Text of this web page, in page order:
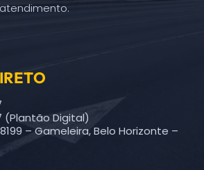
(Plantão Digital)
– Gameleira, Belo Horizonte –